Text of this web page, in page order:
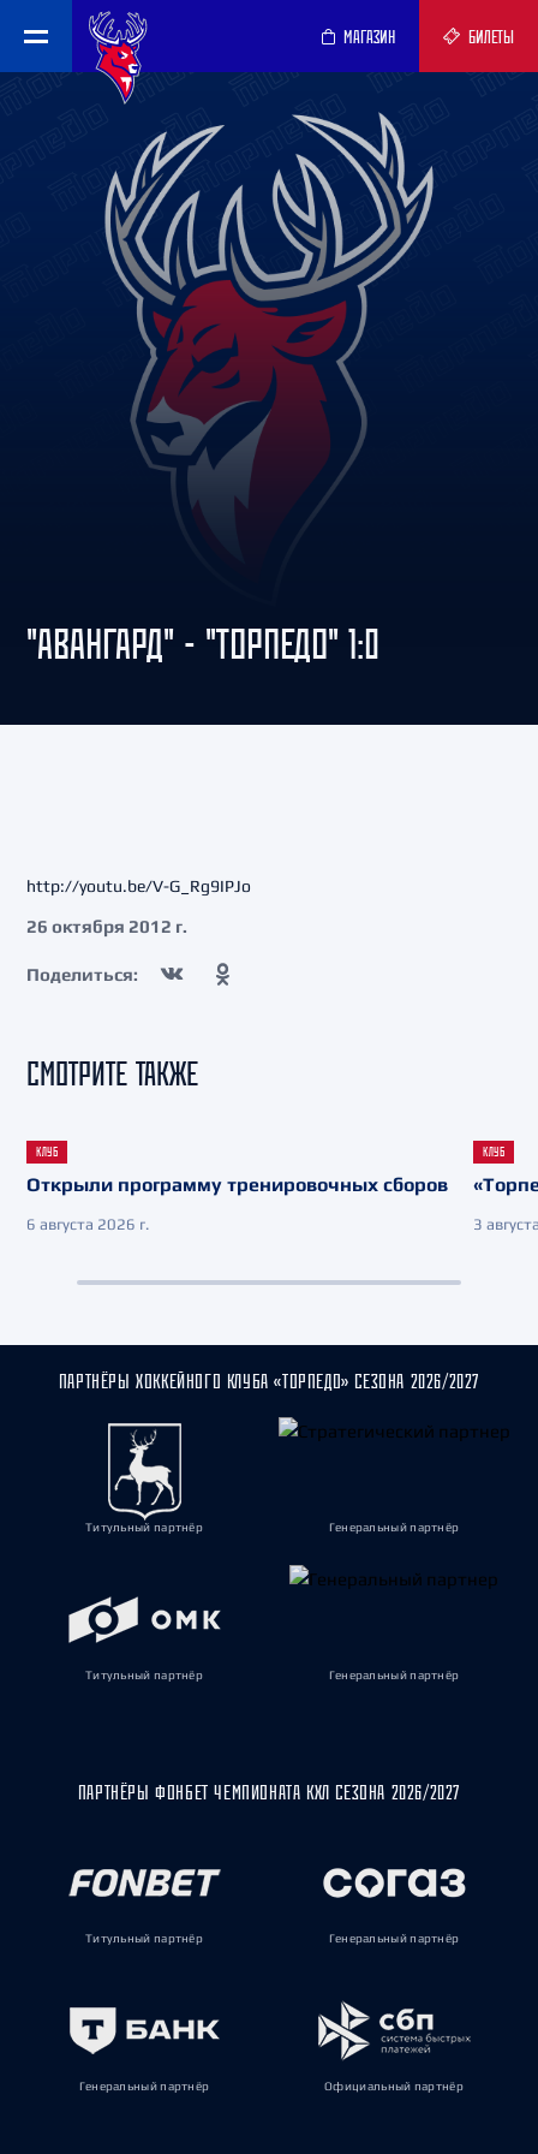
МАГАЗИН БИЛЕТЫ
"АВАНГАРД" - "ТОРПЕДО" 1:0
http://youtu.be/V-G_Rg9IPJo
26 октября 2012 г.
Поделиться:
СМОТРИТЕ ТАКЖЕ
КЛУБ
Открыли программу тренировочных сборов
6 августа 2026 г.
КЛУБ
3
ПАРТНЁРЫ ХОККЕЙНОГО КЛУБА «ТОРПЕДО» СЕЗОНА 2026/2027
Титульный партнёр Генеральный партнёр
Титульный партнёр Генеральный партнёр
ПАРТНЁРЫ ФОНБЕТ ЧЕМПИОНАТА КХЛ СЕЗОНА 2026/2027
Титульный партнёр Генеральный партнёр
Генеральный партнёр Официальный партнёр